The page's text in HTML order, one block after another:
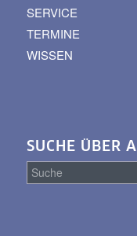
SERVICE
TERMINE
WISSEN
SUCHE ÜBER